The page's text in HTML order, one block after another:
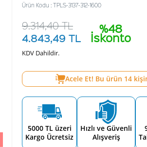
Ürün Kodu : TPLS-3137-312-1600
%48
İskonto
9.314,40TL
4.843,49 TL
KDV Dahildir.
Acele Et! Bu ürün 14
5000 TL üzeri
Kargo Ücretsiz
Hızlı ve Güvenli
Alışveriş